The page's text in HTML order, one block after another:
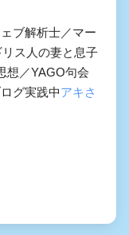
ブ解析士／マー
ス人の妻と息子
想／YAGO句会
グ実践中アキさ